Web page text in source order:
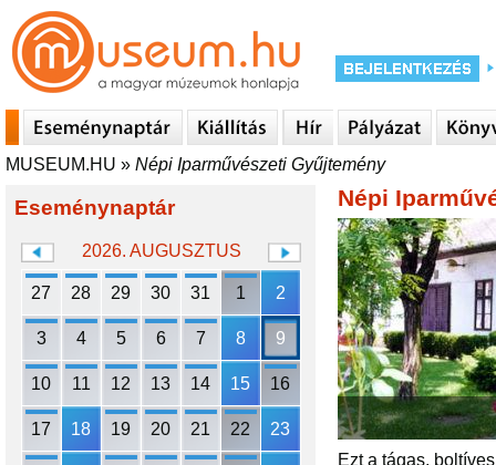
MUSEUM.HU » Népi Iparművészeti Gyűjtemény
Eseménynaptár
2026. AUGUSZTUS
27 28 29 30 31 1 2
3 4 5 6 7 8 9
10 11 12 13 14 15 16
17 18 19 20 21 22 23
Népi
Ezt a tágas,